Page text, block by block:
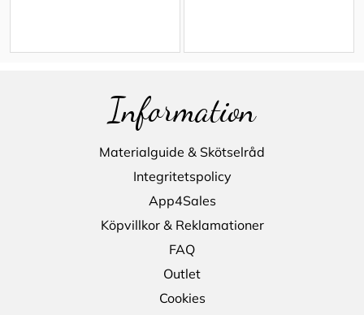
Information
Materialguide & Skötselråd
Integritetspolicy
App4Sales
Köpvillkor & Reklamationer
FAQ
Outlet
Cookies